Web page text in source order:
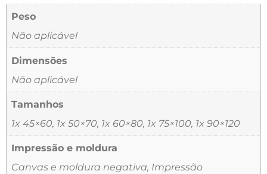
Peso
Não aplicável
Dimensões
Não aplicável
Tamanhos
1x 45×60, 1x 50×70, 1x 60×80, 1x 75×100, 1x 90×120
Impressão e moldura
Canvas e moldura negativa, Impressão